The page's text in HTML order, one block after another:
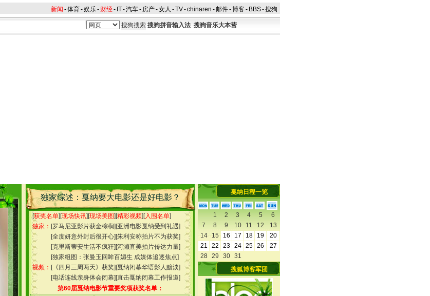
新闻 -体育-娱乐- 财经- IT-汽车- 房产-女人 -TV-chinaren -邮件-博客- BBS-搜狗
搜狗拼音输入法 搜狗音乐大本营
独家综述：戛纳要大电影还是好电影？
[获奖名单][现场快讯][现场美图][精彩视频][入围名单]
独家： [罗马尼亚影片获金棕榈][亚洲电影戛纳受到礼遇]
[全度妍意外封后很开心][朱利安称拍片不为获奖]
[克里斯蒂安生活不疯狂][河濑直美拍片传达力量]
[独家组图：张曼玉回眸百媚生 成媒体追逐焦点]
视频： [《四月三周两天》获奖][戛纳闭幕华语影人黯淡]
[电话连线亲身体会闭幕][直击戛纳闭幕工作报道]
第60届戛纳电影节重要奖项获奖名单：
戛纳日程一览
1 2 3 4 5
6
7
8 9 10 11 12
13
14
15 16 17 18 19
20
21
22 23 24 25 26
27
28
29 30
31
搜狐博客军团
阿兰德龙爱女笑容迷人
托妮星星耳环别致夺目